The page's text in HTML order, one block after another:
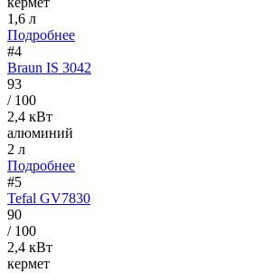
1,6 л
Подробнее
#4
Braun IS 3042
93
/ 100
2,4 кВт
алюминий
2 л
Подробнее
#5
Tefal GV7830
90
/ 100
2,4 кВт
кермет